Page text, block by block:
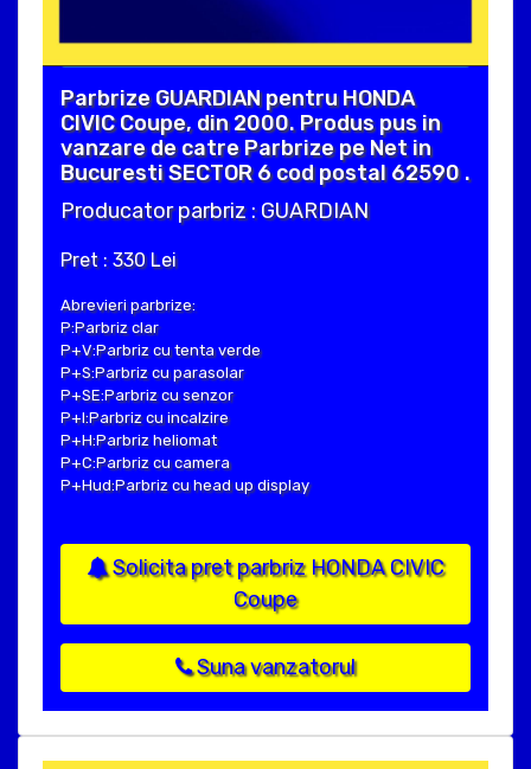
Parbrize GUARDIAN pentru HONDA
CIVIC Coupe, din 2000. Produs pus in
vanzare de catre Parbrize pe Net in
Bucuresti SECTOR 6 cod postal 62590 .
Producator parbriz : GUARDIAN
Pret : 330 Lei
Abrevieri parbrize:
P:Parbriz clar
P+V:Parbriz cu tenta verde
P+S:Parbriz cu parasolar
P+SE:Parbriz cu senzor
P+I:Parbriz cu incalzire
P+H:Parbriz heliomat
P+C:Parbriz cu camera
P+Hud:Parbriz cu head up display
Solicita pret parbriz HONDA CIVIC
Coupe
Suna vanzatorul